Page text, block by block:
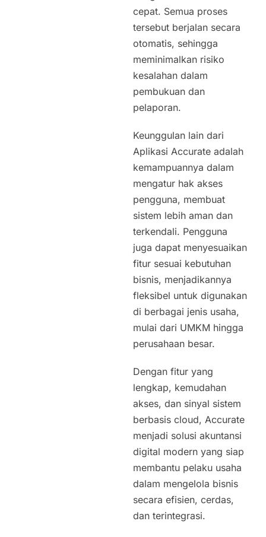
cepat. Semua proses
tersebut berjalan secara
otomatis, sehingga
meminimalkan risiko
kesalahan dalam
pembukuan dan
pelaporan.
Keunggulan lain dari
Aplikasi Accurate adalah
kemampuannya dalam
mengatur hak akses
pengguna, membuat
sistem lebih aman dan
terkendali. Pengguna
juga dapat menyesuaikan
fitur sesuai kebutuhan
bisnis, menjadikannya
fleksibel untuk digunakan
di berbagai jenis usaha,
mulai dari UMKM hingga
perusahaan besar.
Dengan fitur yang
lengkap, kemudahan
akses, dan sinyal sistem
berbasis cloud, Accurate
menjadi solusi akuntansi
digital modern yang siap
membantu pelaku usaha
dalam mengelola bisnis
secara efisien, cerdas,
dan terintegrasi.